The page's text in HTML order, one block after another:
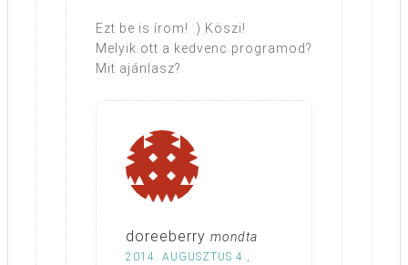
Ezt be is írom! :) Köszi!
Melyik ott a kedvenc programod?
Mit ajánlasz?
doreeberry mondta
2014. AUGUSZTUS 4.,